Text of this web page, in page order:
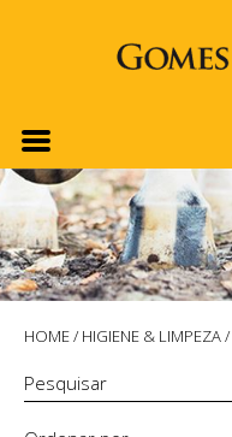
HOME/ HIGIENE & LIMPEZA/